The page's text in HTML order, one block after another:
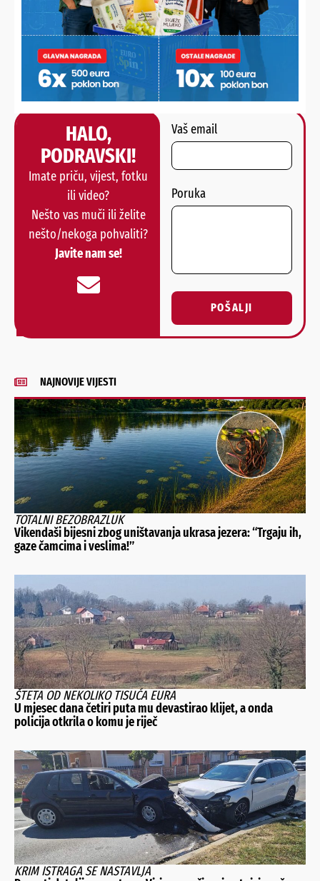
FOTO Nikola Wolf
HALO,
PODRAVSKI!
Imate priču, vijest, fotku
ili video?
Nešto vas muči ili želite
nešto/nekoga pohvaliti?
Javite nam se!
Vaš email
Poruka
POŠALJI
Alternative:
NAJNOVIJE VIJESTI
TOTALNI BEZOBRAZLUK
Vikendaši bijesni zbog uništavanja ukrasa jezera: “Trgaju ih,
gaze čamcima i veslima!”
ŠTETA OD NEKOLIKO TISUĆA EURA
U mjesec dana četiri puta mu devastirao klijet, a onda
policija otkrila o komu je riječ
KRIM ISTRAGA SE NASTAVLJA